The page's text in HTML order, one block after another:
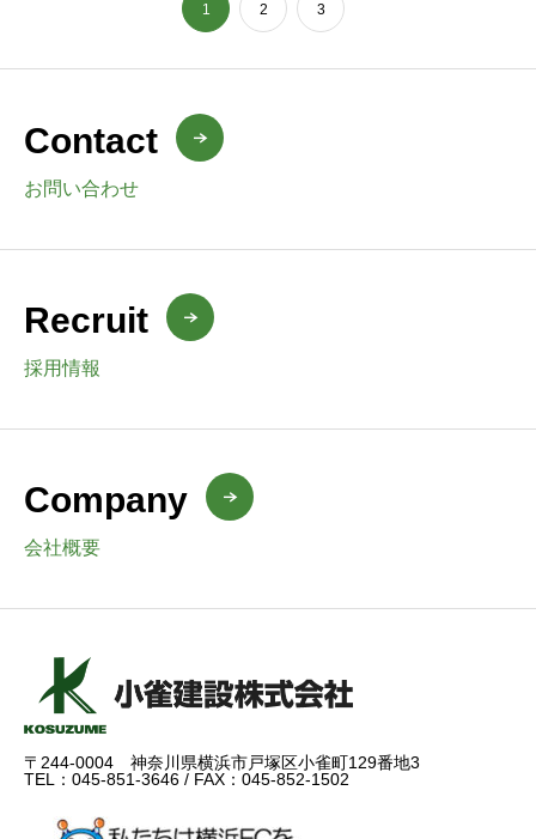
1 2 3
Contact
お問い合わせ
Recruit
採用情報
Company
会社概要
〒244-0004 神奈川県横浜市戸塚区小雀町129番地3
TEL：045-851-3646 / FAX：045-852-1502